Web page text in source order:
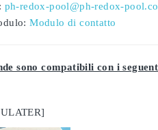
ph-redox-pool@ph-redox-
Modulo di contatto
sono compatibili con i